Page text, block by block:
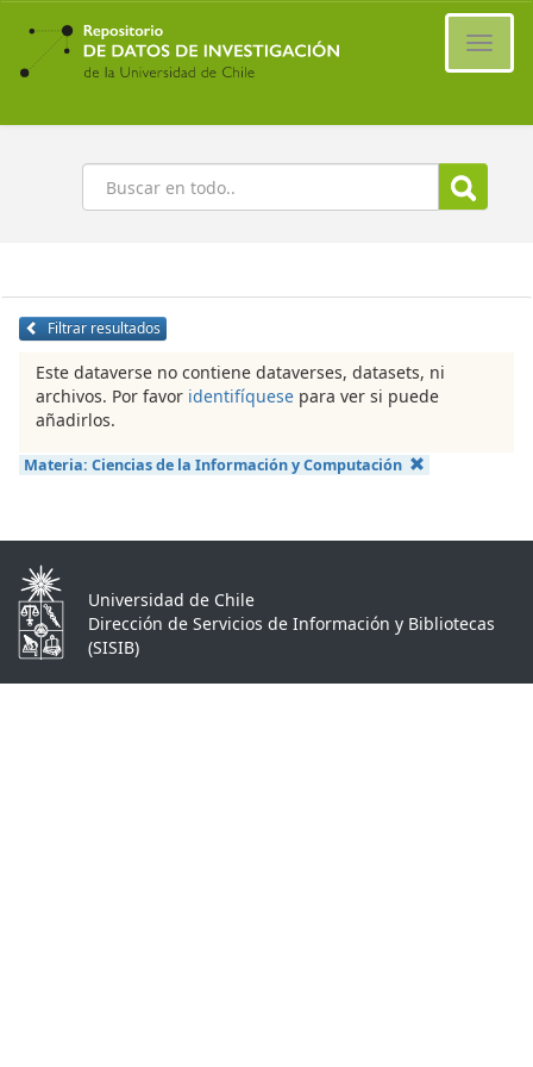
Ir
contenido
principal
Buscar
Filtrar resultados
Este dataverse no contiene dataverses, datasets, ni
archivos. Por favor identifíquese para ver si puede
añadirlos.
Materia: Ciencias de la Información y Computación
Universidad de Chile
Dirección de Servicios de Información y Bibliotecas
(SISIB)